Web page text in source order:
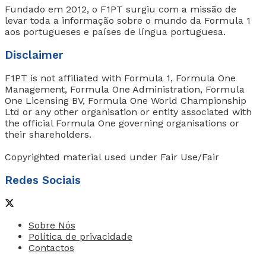
Fundado em 2012, o F1PT surgiu com a missão de
levar toda a informação sobre o mundo da Formula 1
aos portugueses e países de língua portuguesa.
Disclaimer
F1PT is not affiliated with Formula 1, Formula One
Management, Formula One Administration, Formula
One Licensing BV, Formula One World Championship
Ltd or any other organisation or entity associated with
the official Formula One governing organisations or
their shareholders.
Copyrighted material used under Fair Use/Fair
Redes Sociais
Sobre Nós
Política de privacidade
Contactos